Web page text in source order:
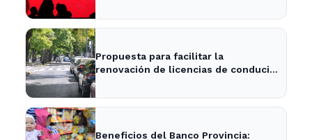
Propuesta para facilitar la
renovación de licencias de conducir
Beneficios del Banco Provincia: